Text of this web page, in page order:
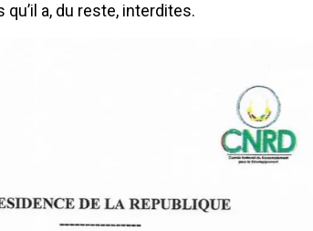
a, du reste, interdites.